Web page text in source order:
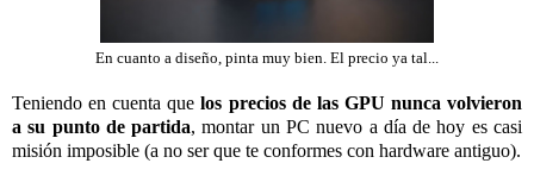
En cuanto a diseño, pinta muy bien. El precio ya tal...
Teniendo en cuenta quelos precios de las GPU nunca volvieron
a su punto de partida, montar un PC nuevo a día de hoy es casi
misión imposible (a no ser que te conformes con hardware antiguo).